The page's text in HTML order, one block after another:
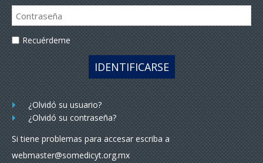
Recuérdeme
IDENTIFICARSE
¿Olvidó su usuario?
¿Olvidó su contraseña?
Si tiene problemas para accesar escriba a
webmaster@somedicyt.org.mx